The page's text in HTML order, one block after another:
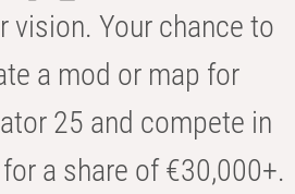
vision. Your chance to
a mod or map for
25 and compete in
a share of €30,000+.